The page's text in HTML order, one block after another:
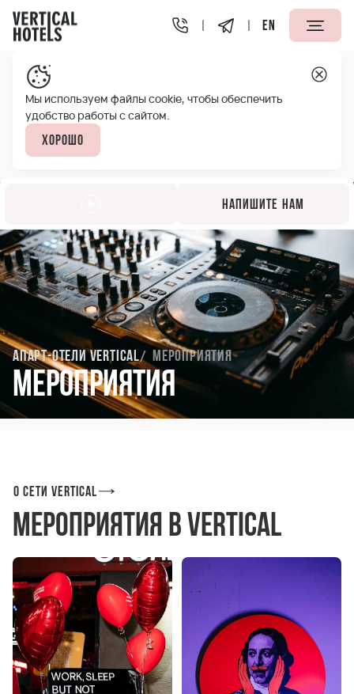
EN
Апарт-отели Vertical Мероприятия
Мероприятия
О сети Vertical
Мероприятия в Vertical
Мы используем файлы cookie, чтобы обеспечить
удобство работы с сайтом.
Хорошо
Напишите нам